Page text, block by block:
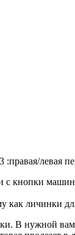
левая
кнопки
личинки
В нужной